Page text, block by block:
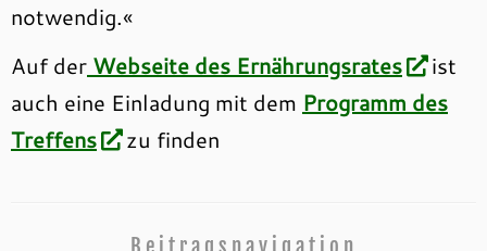
notwendig.«
Auf der Webseite des Ernährungsrates
ist
auch eine Einladung mit dem Programm des
Treffens
zu finden